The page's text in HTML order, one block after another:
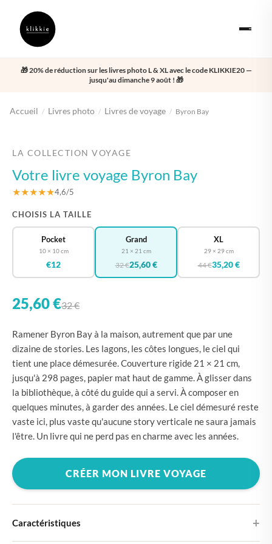
🎁 20% de réduction sur les livres photo L & XL avec le code KLIKKIE20 —
jusqu'au dimanche 9 août ! 🎁
Accueil / Livres photo / Livres de voyage / Byron Bay
LA COLLECTION VOYAGE
Votre livre voyage Byron Bay
★★★★★4,6/5
CHOISIS LA TAILLE
Pocket
10 × 10 cm
€12
Grand
21 × 21 cm
32 €25,60 €
XL
29 × 29 cm
44 €35,20 €
25,60 €32 €
Ramener Byron Bay à la maison, autrement que par une
dizaine de stories. Les lagons, les côtes longues, le ciel qui
tient une place démesurée. Couverture rigide 21 × 21 cm,
jusqu'à 298 pages, papier mat haut de gamme. À glisser dans
la bibliothèque, à côté du guide qui a servi. À composer en
quelques minutes, à garder des années. Le ciel démesuré reste
vaste ici, plus vaste qu'aucune story verticale ne saura jamais
l'être. Un livre qui ne perd pas en charme avec les années.
CRÉER MON LIVRE VOYAGE
Caractéristiques